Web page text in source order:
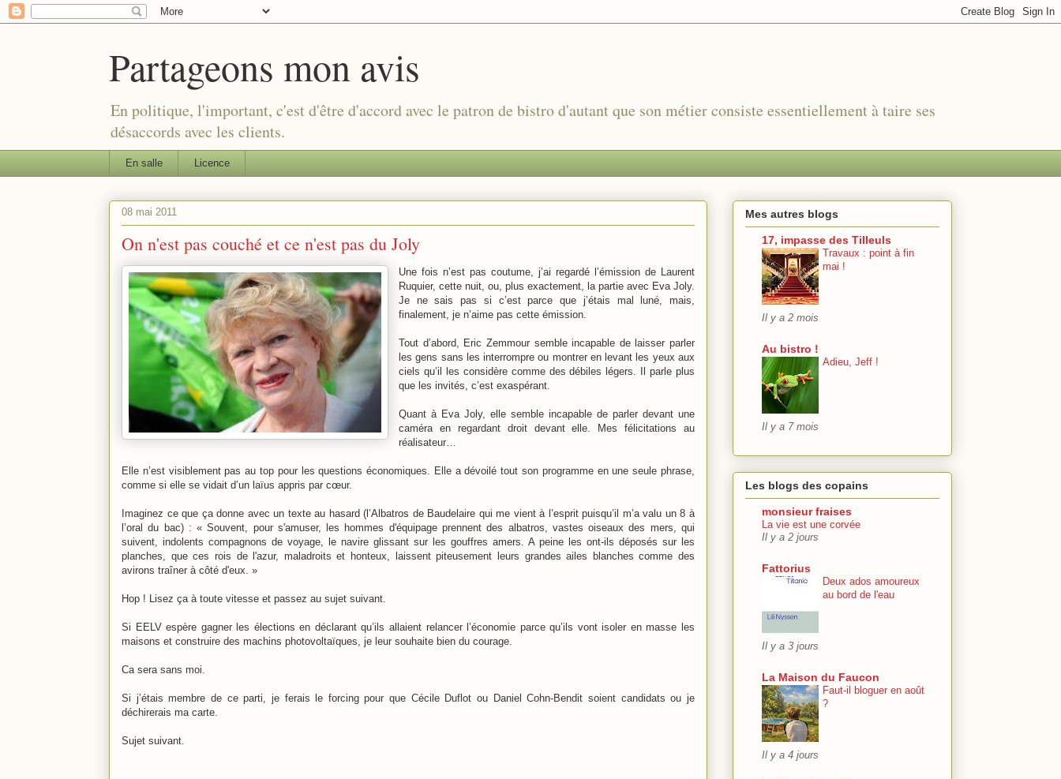
Partageons mon avis
En politique, l'important, c'est d'être d'accord avec le patron de bistro d'autant que son métier consiste essentiellement à taire ses
désaccords avec les clients.
En salle Licence
08 mai 2011
On n'est pas couché et ce n'est pas du Joly
Une fois n’est pas coutume, j’ai regardé l’émission de Laurent
Ruquier, cette nuit, ou, plus exactement, la partie avec Eva Joly.
Je ne sais pas si c’est parce que j’étais mal luné, mais,
finalement, je n’aime pas cette émission.
Tout d’abord, Eric Zemmour semble incapable de laisser parler
les gens sans les interrompre ou montrer en levant les yeux aux
ciels qu’il les considère comme des débiles légers. Il parle plus
que les invités, c’est exaspérant.
Quant à Eva Joly, elle semble incapable de parler devant une
caméra en regardant droit devant elle. Mes félicitations au
réalisateur…
Elle n’est visiblement pas au top pour les questions économiques. Elle a dévoilé tout son programme en une seule phrase,
comme si elle se vidait d’un laïus appris par cœur.
Imaginez ce que ça donne avec un texte au hasard (l’Albatros de Baudelaire qui me vient à l’esprit puisqu’il m’a valu un 8 à
l’oral du bac) : « Souvent, pour s'amuser, les hommes d'équipage prennent des albatros, vastes oiseaux des mers, qui
suivent, indolents compagnons de voyage, le navire glissant sur les gouffres amers. A peine les ont-ils déposés sur les
planches, que ces rois de l'azur, maladroits et honteux, laissent piteusement leurs grandes ailes blanches comme des
avirons traîner à côté d'eux. »
Hop ! Lisez ça à toute vitesse et passez au sujet suivant.
Si EELV espère gagner les élections en déclarant qu’ils allaient relancer l’économie parce qu’ils vont isoler en masse les
maisons et construire des machins photovoltaïques, je leur souhaite bien du courage.
Ca sera sans moi.
Si j’étais membre de ce parti, je ferais le forcing pour que Cécile Duflot ou Daniel Cohn-Bendit soient candidats ou je
déchirerais ma carte.
Sujet suivant.
Mes autres blogs
17, impasse des Tilleuls
Travaux : point à fin
mai !
Il y a 2 mois
Au bistro !
Adieu, Jeff !
Il y a 7 mois
Les blogs des copains
monsieur fraises
La vie est une corvée
Il y a 2 jours
Fattorius
Deux ados amoureux
au bord de l'eau
Il y a 3 jours
La Maison du Faucon
Faut-il bloguer en août
?
Il y a 4 jours